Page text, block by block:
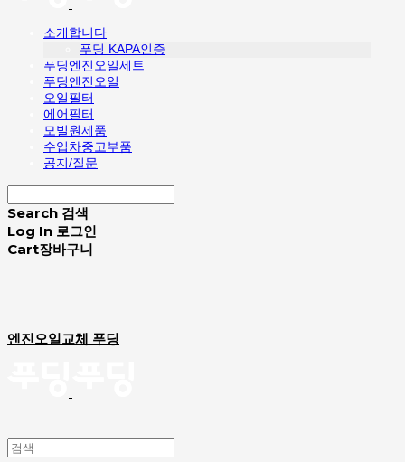
소개합니다
푸딩 KAPA인증
푸딩엔진오일세트
푸딩엔진오일
오일필터
에어필터
모빌원제품
수입차중고부품
공지/질문
Search 검색
Log In 로그인
Cart장바구니
엔진오일교체 푸딩